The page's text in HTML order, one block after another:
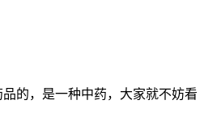
的，是一种中药，大家就不妨看